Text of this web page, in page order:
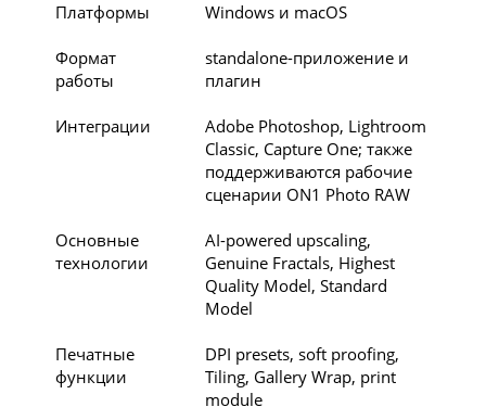
Платформы Windows и macOS
Формат
работы
standalone-приложение и
плагин
Интеграции
Adobe Photoshop, Lightroom
Classic, Capture One; также
поддерживаются рабочие
сценарии ON1 Photo RAW
Основные
технологии
AI-powered upscaling,
Genuine Fractals, Highest
Quality Model, Standard
Model
Печатные
функции
DPI presets, soft proofing,
Tiling, Gallery Wrap, print
module